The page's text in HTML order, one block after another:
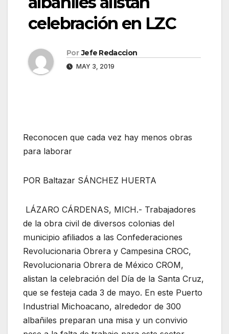
celebración en LZC
Por Jefe Redaccion
MAY 3, 2019
Reconocen que cada vez hay menos obras
para laborar
POR Baltazar SÁNCHEZ HUERTA
LÁZARO CÁRDENAS, MICH.- Trabajadores
de la obra civil de diversos colonias del
municipio afiliados a las Confederaciones
Revolucionaria Obrera y Campesina CROC,
Revolucionaria Obrera de México CROM,
alistan la celebración del Día de la Santa Cruz,
que se festeja cada 3 de mayo. En este Puerto
Industrial Michoacano, alrededor de 300
albañiles preparan una misa y un convivio